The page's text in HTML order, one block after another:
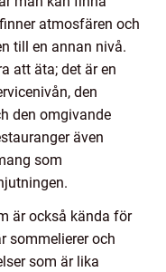
atmosfären och
till en annan nivå.
att äta; det är en
den
den omgivande
även
som
är också kända för
sommelierer och
som är lika